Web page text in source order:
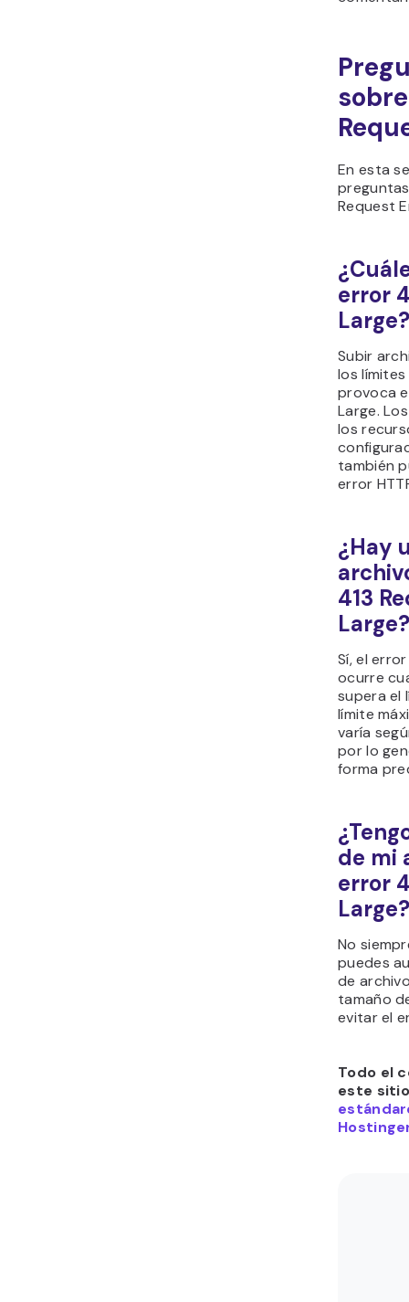
En esta
Request
error
Large?
Subir
los
provoca
Large.
los
también
error
¿Hay
413
Large?
Sí, el
ocurre
supera el
límite
varía
por lo
forma
de mi
error
Large?
No
puedes
de
tamaño
evitar el
Todo el
este